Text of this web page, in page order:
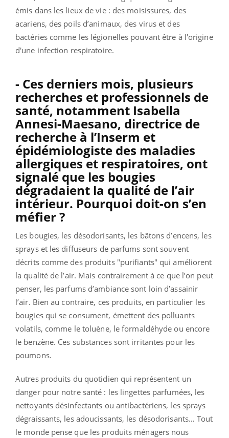
émis dans les lieux de vie : des moisissures, des
acariens, des poils d’animaux, des virus et des
bactéries comme les légionelles pouvant être à l'origine
d'une infection respiratoire.
- Ces derniers mois, plusieurs
recherches et professionnels de
santé, notamment Isabella
Annesi-Maesano, directrice de
recherche à l’Inserm et
épidémiologiste des maladies
allergiques et respiratoires, ont
signalé que les bougies
dégradaient la qualité de l’air
intérieur. Pourquoi doit-on s’en
méfier ?
Les bougies, les désodorisants, les bâtons d’encens, les
sprays et les diffuseurs de parfums sont souvent
décrits comme des produits "purifiants" qui améliorent
la qualité de l’air. Mais contrairement à ce que l’on peut
penser, les parfums d’ambiance sont loin d’assainir
l’air. Bien au contraire, ces produits, en particulier les
bougies qui se consument, émettent des polluants
volatils, comme le toluène, le formaldéhyde ou encore
le benzène. Ces substances sont irritantes pour les
poumons.
Autres produits du quotidien qui représentent un
danger pour notre santé : les lingettes parfumées, les
nettoyants désinfectants ou antibactériens, les sprays
dégraissants, les adoucissants, les désodorisants… Tout
le monde pense que les produits ménagers nous